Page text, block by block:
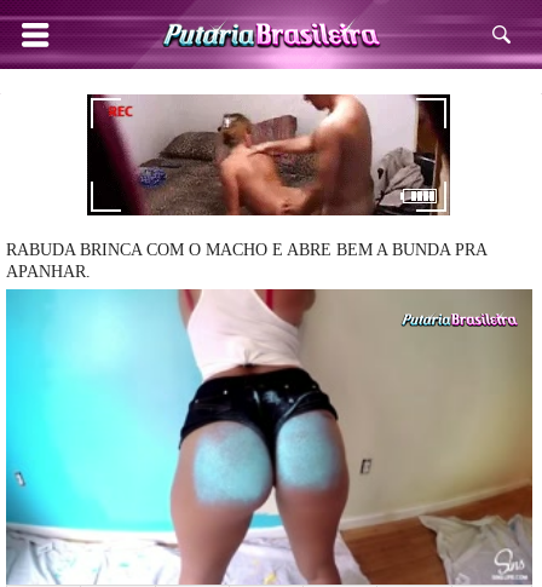
RABUDA BRINCA COM O MACHO E ABRE BEM A BUNDA PRA
APANHAR.